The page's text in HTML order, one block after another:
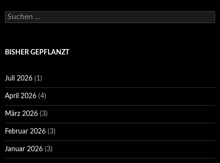
Suchen
nach:
BISHER GEPFLANZT
Juli 2026 (1)
April 2026 (4)
März 2026 (3)
Februar 2026 (3)
Januar 2026 (3)